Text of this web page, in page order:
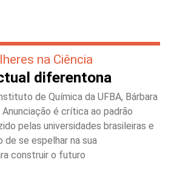
na Ciência
diferentona
de Química da UFBA, Bárbara
Anunciação é crítica ao padrão
pelas universidades brasileiras e
de se espelhar na sua
construir o futuro